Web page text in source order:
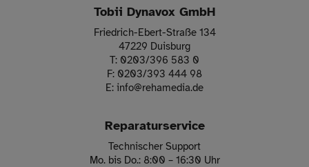
Tobii Dynavox GmbH
Friedrich-Ebert-Straße 134
47229 Duisburg
T: 0203/396 583 0
F: 0203/393 444 98
E: info@rehamedia.de
Reparaturservice
Technischer Support
Mo. bis Do.: 8:00 – 16:30 Uhr